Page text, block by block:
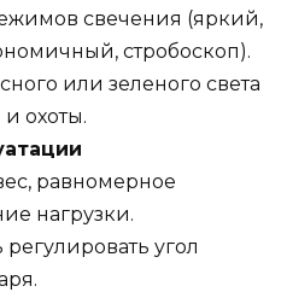
свечения (яркий,
стробоскоп).
или зеленого света
охоты.
равномерное
нагрузки.
угол